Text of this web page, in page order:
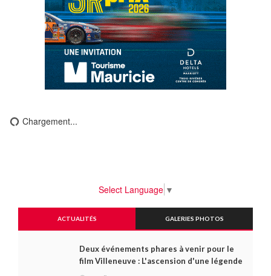
Chargement...
Select Language ▼
ACTUALITÉS GALERIES PHOTOS
Deux événements phares à venir pour le
film Villeneuve : L'ascension d'une légende